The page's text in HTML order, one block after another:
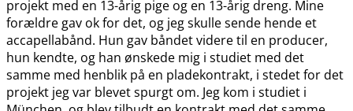
projekt med en 13-årig pige og en 13-årig dreng. Mine
forældre gav ok for det, og jeg skulle sende hende et
accapellabånd. Hun gav båndet videre til en producer,
hun kendte, og han ønskede mig i studiet med det
samme med henblik på en pladekontrakt, i stedet for det
projekt jeg var blevet spurgt om. Jeg kom i studiet i